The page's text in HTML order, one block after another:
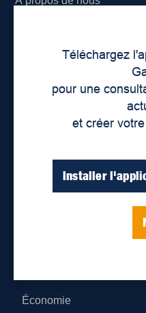
Téléchargez
pour une
et créer
Installer
Lieux de distribution
Économie